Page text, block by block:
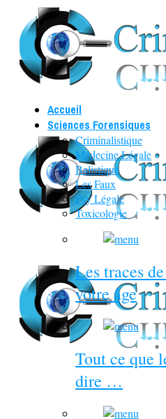
Accueil
Sciences Forensiques
Criminalistique
Médecine Légale
Balistique
Les Faux
Psy Légale
Toxicologie
Les traces
votre âge
Tout ce que
dire …